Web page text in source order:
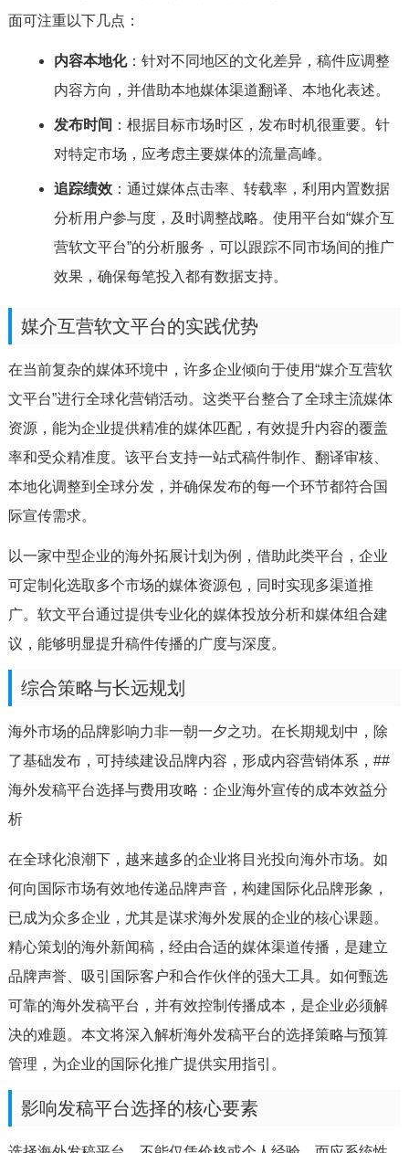
面可注重以下几点：
内容本地化：针对不同地区的文化差异，稿件应调整
内容方向，并借助本地媒体渠道翻译、本地化表述。
发布时间 ：根据目标市场时区，发布时机很重要。针
对特定市场，应考虑主要媒体的流量高峰。
追踪绩效：通过媒体点击率、转载率，利用内置数据
分析用户参与度，及时调整战略。使用平台如“媒介互
营软文平台”的分析服务，可以跟踪不同市场间的推广
效果，确保每笔投入都有数据支持。
媒介互营软文平台的实践优势
在当前复杂的媒体环境中，许多企业倾向于使用“媒介互营软
文平台”进行全球化营销活动。这类平台整合了全球主流媒体
资源，能为企业提供精准的媒体匹配，有效提升内容的覆盖
率和受众精准度。该平台支持一站式稿件制作、翻译审核、
本地化调整到全球分发，并确保发布的每一个环节都符合国
际宣传需求。
以一家中型企业的海外拓展计划为例，借助此类平台，企业
可定制化选取多个市场的媒体资源包，同时实现多渠道推
广。软文平台通过提供专业化的媒体投放分析和媒体组合建
议，能够明显提升稿件传播的广度与深度。
综合策略与长远规划
海外市场的品牌影响力非一朝一夕之功。在长期规划中，除
了基础发布，可持续建设品牌内容，形成内容营销体系，##
海外发稿平台选择与费用攻略：企业海外宣传的成本效益分
析
在全球化浪潮下，越来越多的企业将目光投向海外市场。如
何向国际市场有效地传递品牌声音，构建国际化品牌形象，
已成为众多企业，尤其是谋求海外发展的企业的核心课题。
精心策划的海外新闻稿，经由合适的媒体渠道传播，是建立
品牌声誉、吸引国际客户和合作伙伴的强大工具。如何甄选
可靠的海外发稿平台，并有效控制传播成本，是企业必须解
决的难题。本文将深入解析海外发稿平台的选择策略与预算
管理，为企业的国际化推广提供实用指引。
影响发稿平台选择的核心要素